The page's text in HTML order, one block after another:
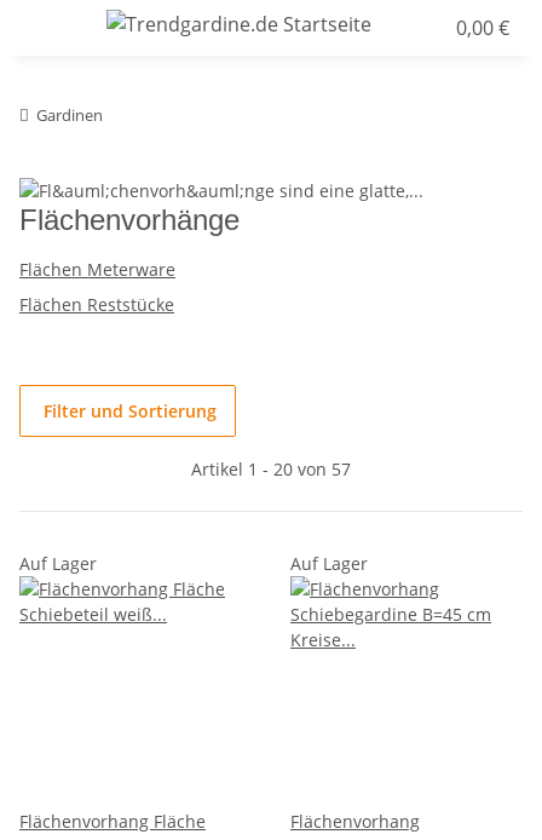
0,00 €
Gardinen
Flächenvorhänge
Flächen Meterware
Flächen Reststücke
Filter und Sortierung
Artikel 1 - 20 von 57
Auf Lager
Flächenvorhang Fläche
Auf Lager
Flächenvorhang